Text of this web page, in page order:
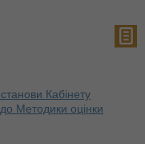
Кабінету
Методики оцінки